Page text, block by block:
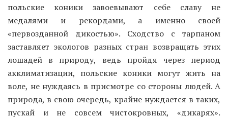
польские коники завоевывают себе славу не
медалями и рекордами, а именно своей
«первозданной дикостью». Сходство с тарпаном
заставляет экологов разных стран возвращать этих
лошадей в природу, ведь пройдя через период
акклиматизации, польские коники могут жить на
воле, не нуждаясь в присмотре со стороны людей. А
природа, в свою очередь, крайне нуждается в таких,
пускай и не совсем чистокровных, «дикарях».